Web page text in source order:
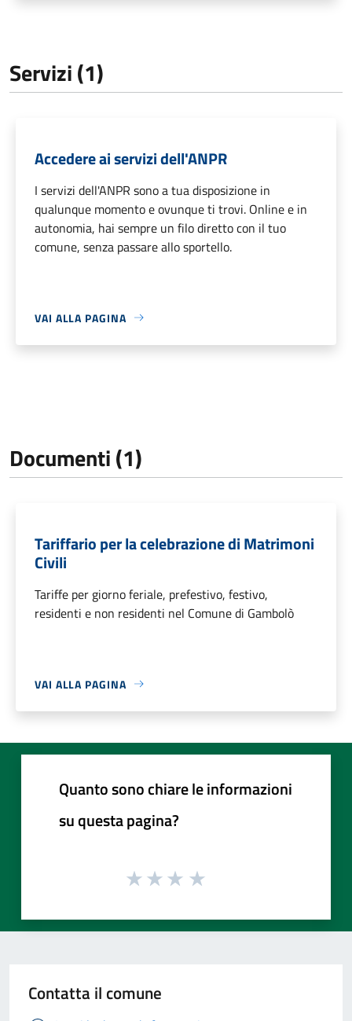
Servizi (1)
Accedere ai servizi dell'ANPR
I servizi dell'ANPR sono a tua disposizione in
qualunque momento e ovunque ti trovi. Online e in
autonomia, hai sempre un filo diretto con il tuo
comune, senza passare allo sportello.
VAI ALLA PAGINA
Documenti (1)
Tariffario per la celebrazione di Matrimoni
Civili
Tariffe per giorno feriale, prefestivo, festivo,
residenti e non residenti nel Comune di Gambolò
VAI ALLA PAGINA
Quanto sono chiare le informazioni
su questa pagina?
Contatta il comune